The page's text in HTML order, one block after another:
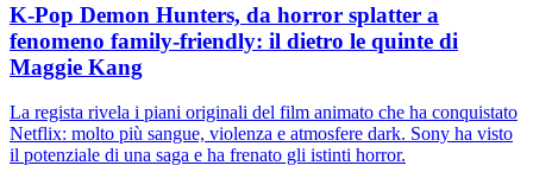
K-Pop Demon Hunters, da horror splatter a
fenomeno family-friendly: il dietro le quinte di
Maggie Kang
La regista rivela i piani originali del film animato che ha conquistato
Netflix: molto più sangue, violenza e atmosfere dark. Sony ha visto
il potenziale di una saga e ha frenato gli istinti horror.